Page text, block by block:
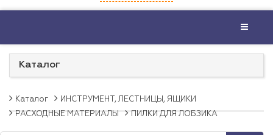
Меню
Каталог
Каталог
ИНСТРУМЕНТ, ЛЕСТНИЦЫ, ЯЩИКИ
РАСХОДНЫЕ МАТЕРИАЛЫ
ПИЛКИ ДЛЯ ЛОБЗИКА